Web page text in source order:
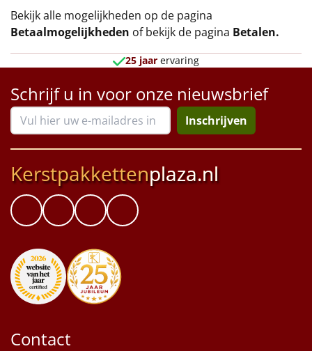
Bekijk alle mogelijkheden op de pagina
Betaalmogelijkheden of bekijk de pagina Betalen.
25 jaar ervaring
Schrijf u in voor onze nieuwsbrief
Inschrijven
Kerstpakkettenplaza.nl
Contact